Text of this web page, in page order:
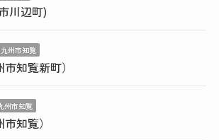
川辺町)
州市知覧
知覧新町）
州市知覧
知覧）